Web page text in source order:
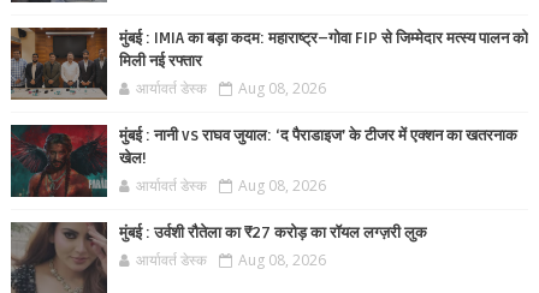
मुंबई : IMIA का बड़ा कदम: महाराष्ट्र–गोवा FIP से जिम्मेदार मत्स्य पालन को
मिली नई रफ्तार
आर्यावर्त डेस्क Aug 08, 2026
मुंबई : नानी vs राघव जुयाल: ‘द पैराडाइज’ के टीजर में एक्शन का खतरनाक
खेल!
आर्यावर्त डेस्क Aug 08, 2026
मुंबई : उर्वशी रौतेला का ₹27 करोड़ का रॉयल लग्ज़री लुक
आर्यावर्त डेस्क Aug 08, 2026